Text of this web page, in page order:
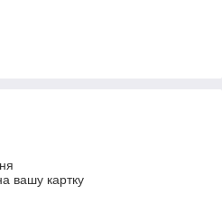
вашу картку